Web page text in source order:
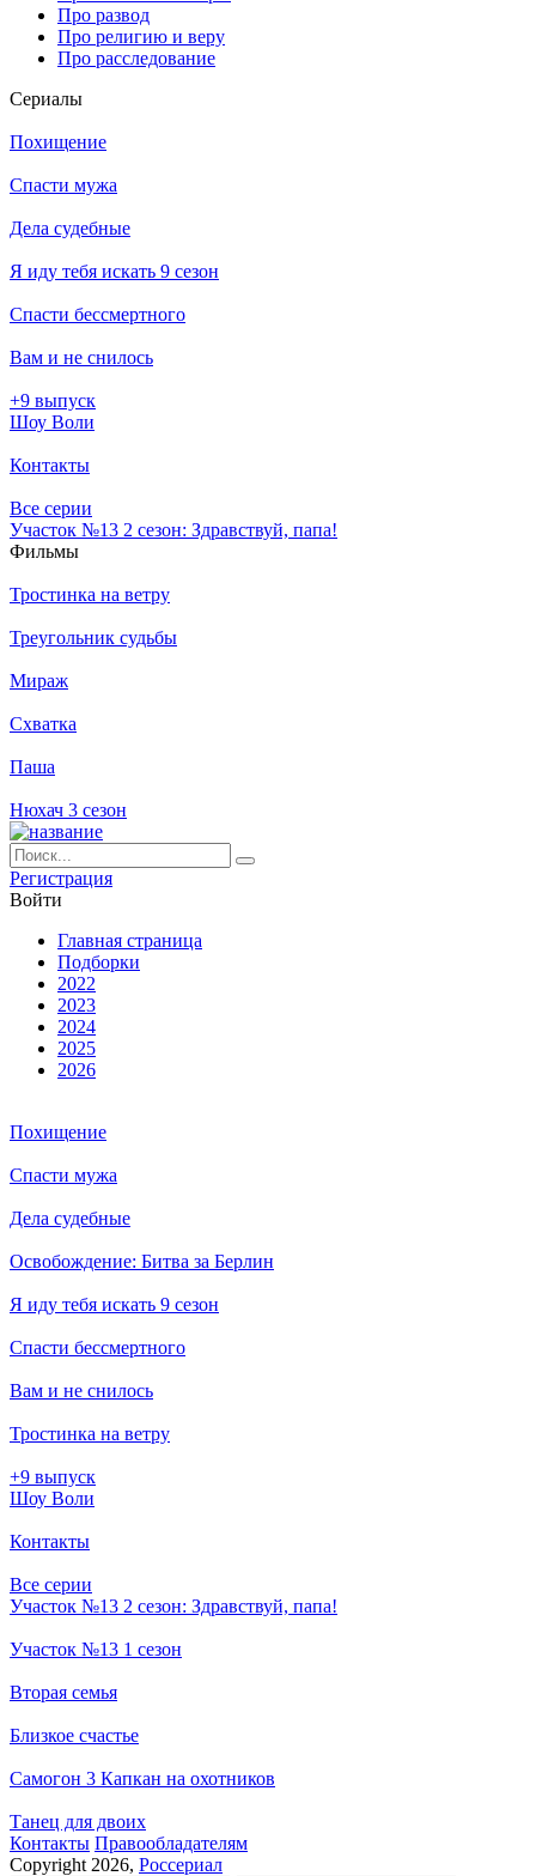
Про развод
Про религию и веру
Про расследование
Се­риа­лы
Похищение
Спасти мужа
Дела судебные
Я иду тебя искать 9 сезон
Спасти бессмертного
Вам и не снилось
+9 выпуск
Шоу Воли
Контакты
Все серии
Участок №13 2 сезон: Здравствуй, папа!
Филь­мы
Тростинка на ветру
Треугольник судьбы
Мираж
Схватка
Паша
Нюхач 3 сезон
Ре­ги­ст­ра­ция
Вой­ти
Глав­ная стра­ни­ца
Подборки
2022
2023
2024
2025
2026
Похищение
Спасти мужа
Дела судебные
Освобождение: Битва за Берлин
Я иду тебя искать 9 сезон
Спасти бессмертного
Вам и не снилось
Тростинка на ветру
+9 выпуск
Шоу Воли
Контакты
Все серии
Участок №13 2 сезон: Здравствуй, папа!
Участок №13 1 сезон
Вторая семья
Близкое счастье
Самогон 3 Капкан на охотников
Танец для двоих
Кон­так­ты Пра­во­об­ла­да­те­лям
Copyright 2026, Россериал